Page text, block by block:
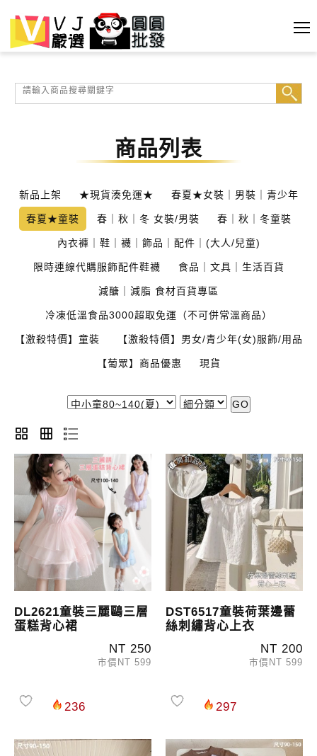
商品列表
新品上架 ★現貨湊免運★ 春夏★女裝｜男裝｜青少年
春夏★童裝 春｜秋｜冬 女裝/男裝 春｜秋｜冬童裝
內衣褲｜鞋｜襪｜飾品｜配件｜(大人/兒童)
限時連線代購服飾配件鞋襪 食品｜文具｜生活百貨
減醣｜減脂 食材百貨專區
冷凍低溫食品3000超取免運（不可併常溫商品）
【激殺特價】童裝 【激殺特價】男女/青少年(女)服飾/用品
【葡眾】商品優惠 現貨
GO
DL2621童裝三麗鷗三層
蛋糕背心裙
NT 250
市價NT 599
236
DST6517童裝荷葉邊蕾
絲刺繡背心上衣
NT 200
市價NT 599
297